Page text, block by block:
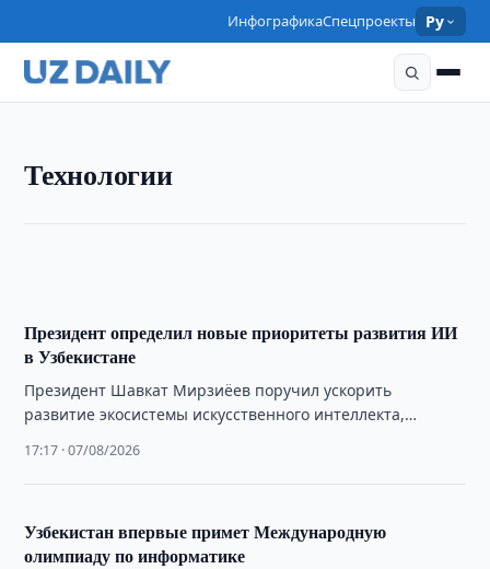
ИнфографикаСпецпроекты Ру
Технологии
UZCERT предупредил о массовых кибератаках
Президент определил новые приоритеты развития ИИ
в Узбекистане
Президент Шавкат Мирзиёев поручил ускорить
развитие экосистемы искусственного интеллекта,
число ИИ-проектов.
17:17 · 07/08/2026
Узбекистан впервые примет Международную
олимпиаду по информатике